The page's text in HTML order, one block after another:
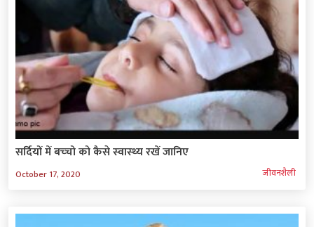
सर्दियों में बच्‍चो को कैसे स्‍वास्‍थ्‍य रखें जानिए
October 17, 2020 जीवनशैली